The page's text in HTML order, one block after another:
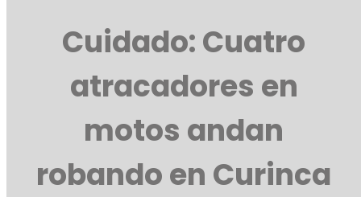
Cuidado: Cuatro
atracadores en
motos andan
robando en Curinca